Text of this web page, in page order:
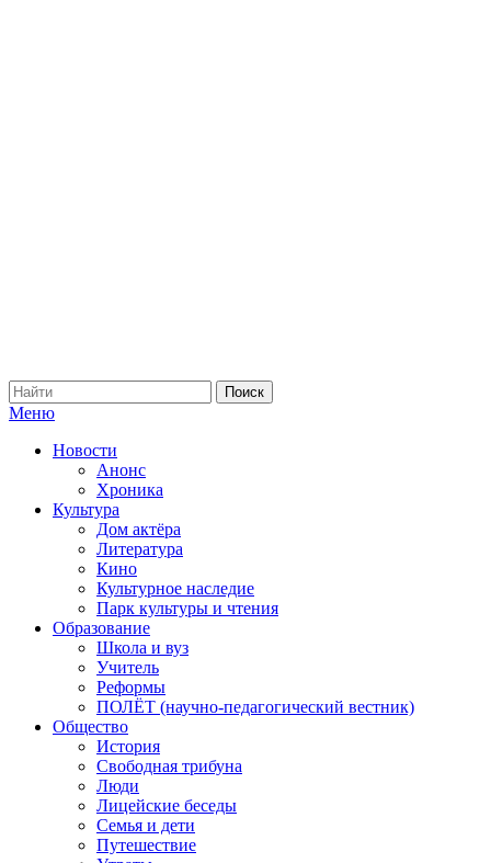
Меню
Новости
Анонс
Хроника
Культура
Дом актёра
Литература
Кино
Культурное наследие
Парк культуры и чтения
Образование
Школа и вуз
Учитель
Реформы
ПОЛЁТ (научно-педагогический вестник)
Общество
История
Свободная трибуна
Люди
Лицейские беседы
Семья и дети
Путешествие